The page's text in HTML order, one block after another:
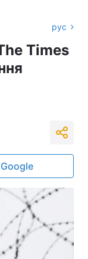
рус
Times